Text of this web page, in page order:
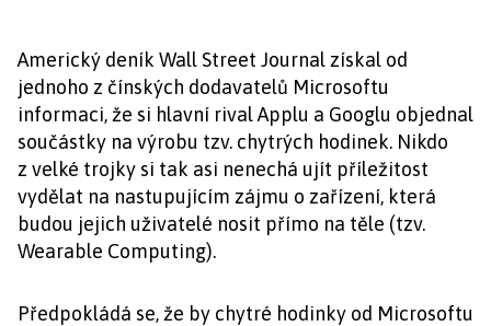
Americký deník Wall Street Journal získal od
jednoho z čínských dodavatelů Microsoftu
informaci, že si hlavní rival Applu a Googlu objednal
součástky na výrobu tzv. chytrých hodinek. Nikdo
z velké trojky si tak asi nenechá ujít příležitost
vydělat na nastupujícím zájmu o zařízení, která
budou jejich uživatelé nosit přímo na těle (tzv.
Wearable Computing).
Předpokládá se, že by chytré hodinky od Microsoftu